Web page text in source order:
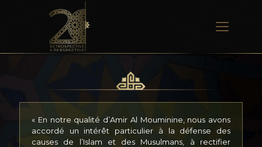
« En notre qualité d’Amir Al Mouminine, nous avons
accordé un intérêt particulier à la défense des
causes de l’Islam et des Musulmans, à rectifier